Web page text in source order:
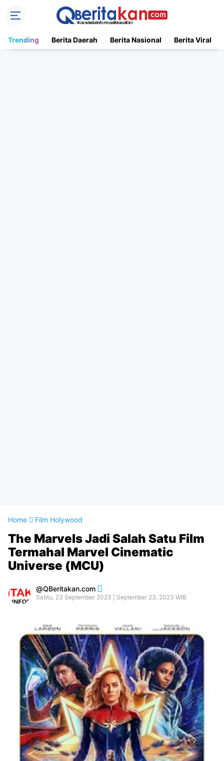
Trending Berita Daerah Berita Nasional Berita Viral
Home Film Holywood
The Marvels Jadi Salah Satu Film
Termahal Marvel Cinematic
Universe (MCU)
QBeritakan.com
Sabtu, 23 September 2023 | September 23, 2023 WIB